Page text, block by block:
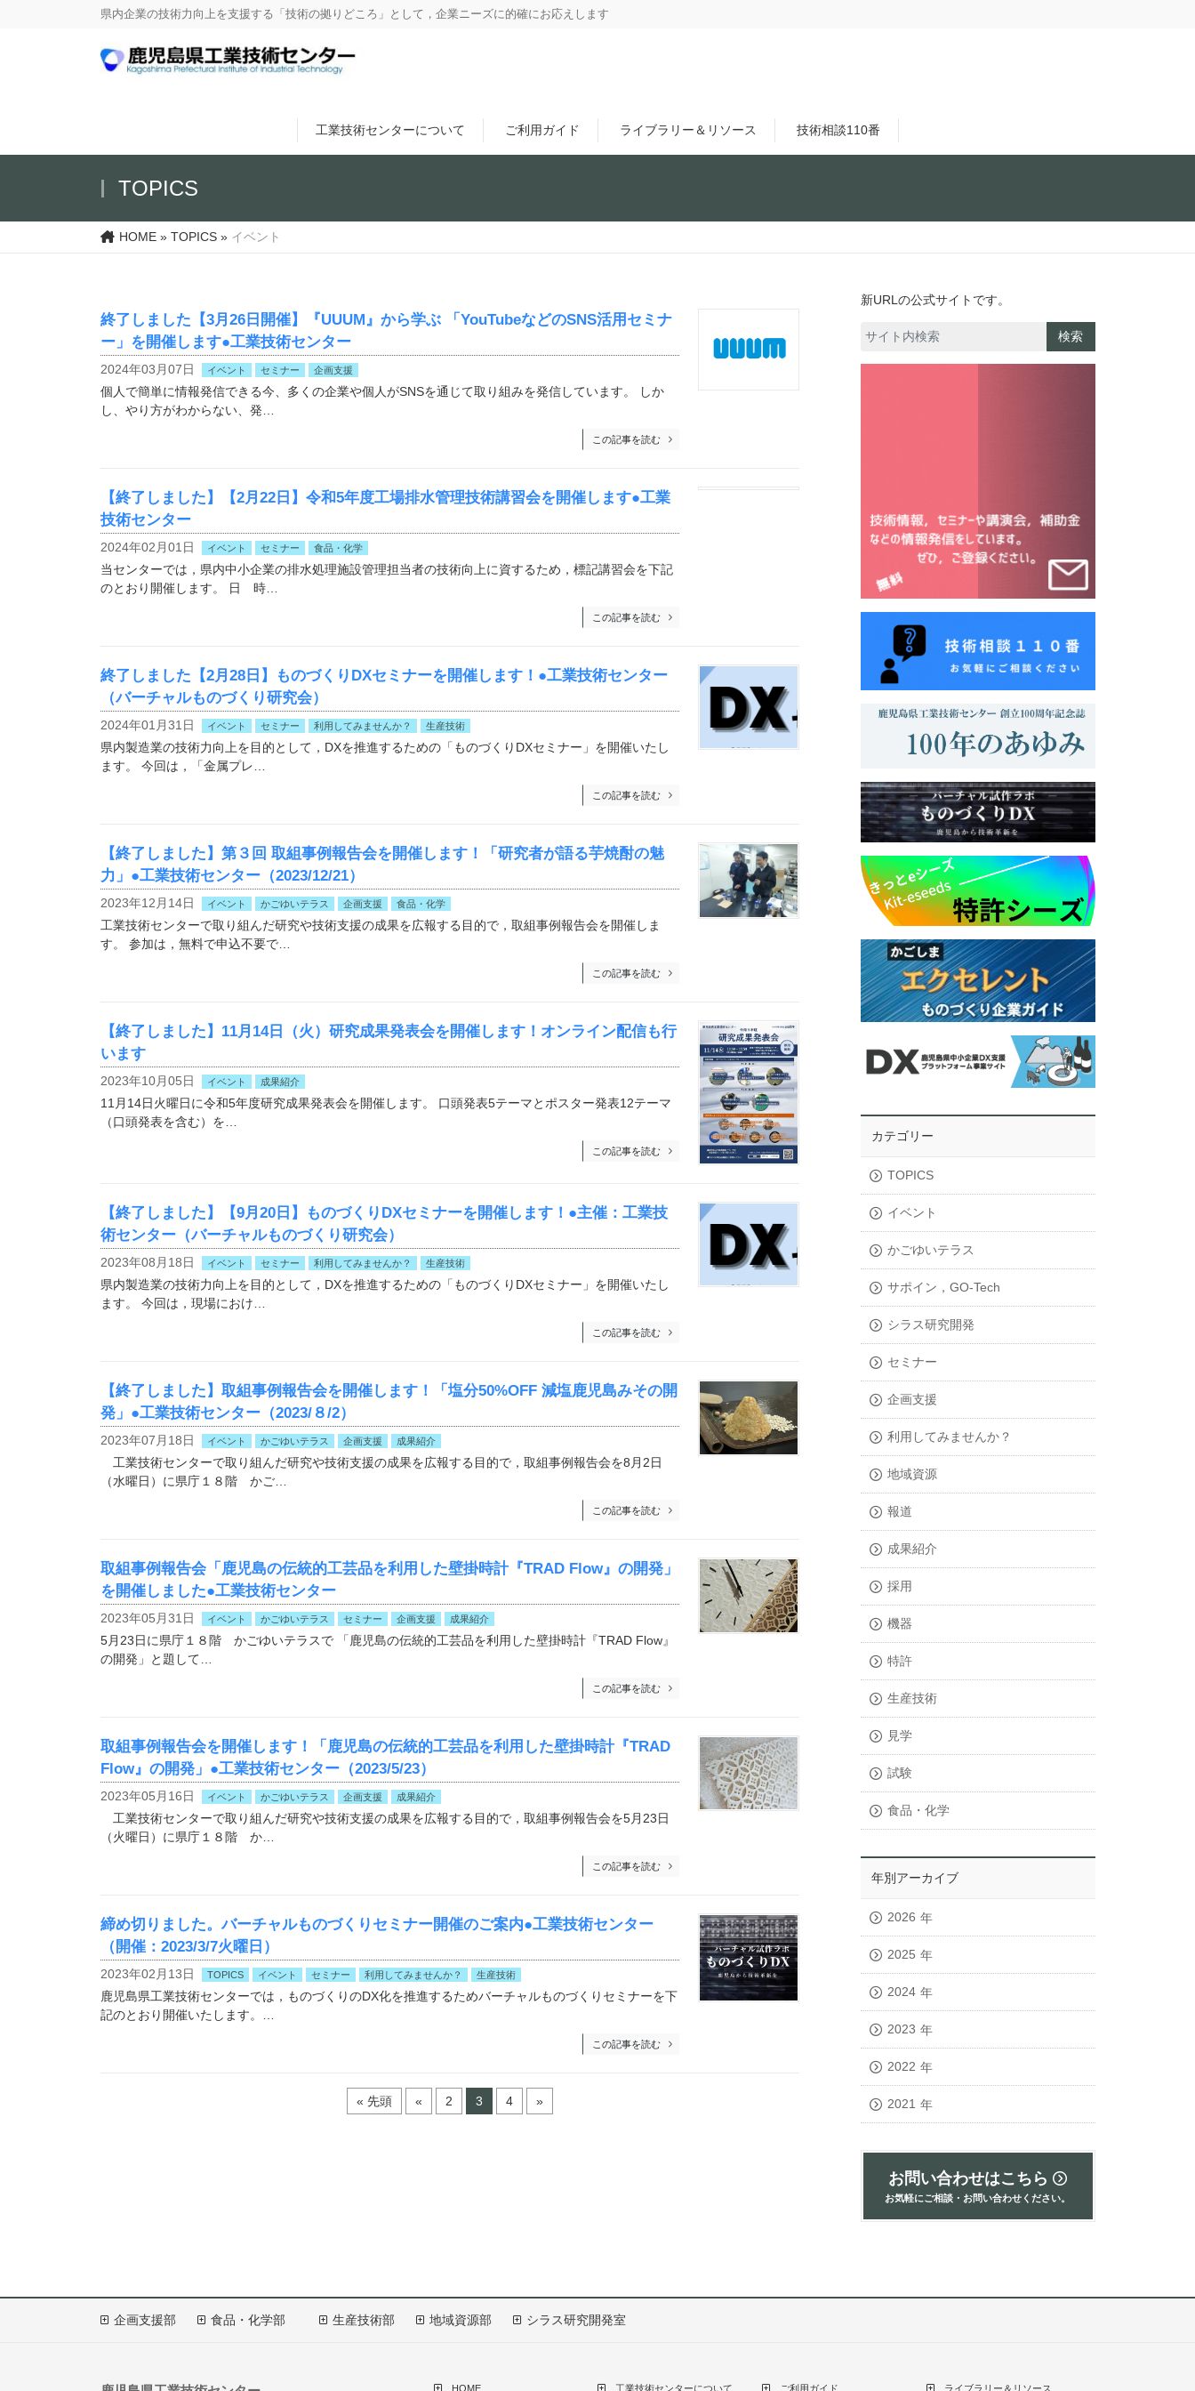
県内企業の技術力向上を支援する「技術の拠りどころ」として，企業ニーズに的確にお応えします
工業技術センターについて ご利用ガイド ライブラリー＆リソース 技術相談110番
TOPICS
HOME» TOPICS» イベント
終了しました【3月26日開催】『UUUM』から学ぶ 「YouTubeなどのSNS活用セミナ
ー」を開催します●工業技術センター
2024年03月07日 イベント セミナー 企画支援
個人で簡単に情報発信できる今、多くの企業や個人がSNSを通じて取り組みを発信しています。 しか
し、やり方がわからない、発…
この記事を読む
【終了しました】【2月22日】令和5年度工場排水管理技術講習会を開催します●工業
技術センター
2024年02月01日 イベント セミナー 食品・化学
当センターでは，県内中小企業の排水処理施設管理担当者の技術向上に資するため，標記講習会を下記
のとおり開催します。 日 時…
この記事を読む
終了しました【2月28日】ものづくりDXセミナーを開催します！●工業技術センター
（バーチャルものづくり研究会）
2024年01月31日 イベント セミナー 利用してみませんか？ 生産技術
県内製造業の技術力向上を目的として，DXを推進するための「ものづくりDXセミナー」を開催いたし
ます。 今回は，「金属プレ…
この記事を読む
【終了しました】第３回 取組事例報告会を開催します！「研究者が語る芋焼酎の魅
力」●工業技術センター（2023/12/21）
2023年12月14日 イベント かごゆいテラス 企画支援 食品・化学
工業技術センターで取り組んだ研究や技術支援の成果を広報する目的で，取組事例報告会を開催しま
す。 参加は，無料で申込不要で…
この記事を読む
【終了しました】11月14日（火）研究成果発表会を開催します！オンライン配信も行
います
2023年10月05日 イベント 成果紹介
11月14日火曜日に令和5年度研究成果発表会を開催します。 口頭発表5テーマとポスター発表12テーマ
（口頭発表を含む）を…
この記事を読む
【終了しました】【9月20日】ものづくりDXセミナーを開催します！●主催：工業技
術センター（バーチャルものづくり研究会）
2023年08月18日 イベント セミナー 利用してみませんか？ 生産技術
県内製造業の技術力向上を目的として，DXを推進するための「ものづくりDXセミナー」を開催いたし
ます。 今回は，現場におけ…
この記事を読む
【終了しました】取組事例報告会を開催します！「塩分50%OFF 減塩鹿児島みその開
発」●工業技術センター（2023/８/2）
2023年07月18日 イベント かごゆいテラス 企画支援 成果紹介
工業技術センターで取り組んだ研究や技術支援の成果を広報する目的で，取組事例報告会を8月2日
（水曜日）に県庁１８階 かご…
この記事を読む
取組事例報告会「鹿児島の伝統的工芸品を利用した壁掛時計『TRAD Flow』の開発」
を開催しました●工業技術センター
2023年05月31日 イベント かごゆいテラス セミナー 企画支援 成果紹介
5月23日に県庁１８階 かごゆいテラスで 「鹿児島の伝統的工芸品を利用した壁掛時計『TRAD Flow』
の開発」と題して…
この記事を読む
取組事例報告会を開催します！「鹿児島の伝統的工芸品を利用した壁掛時計『TRAD
Flow』の開発」●工業技術センター（2023/5/23）
2023年05月16日 イベント かごゆいテラス 企画支援 成果紹介
工業技術センターで取り組んだ研究や技術支援の成果を広報する目的で，取組事例報告会を5月23日
（火曜日）に県庁１８階 か…
この記事を読む
締め切りました。バーチャルものづくりセミナー開催のご案内●工業技術センター
（開催：2023/3/7火曜日）
2023年02月13日 TOPICS イベント セミナー 利用してみませんか？ 生産技術
鹿児島県工業技術センターでは，ものづくりのDX化を推進するためバーチャルものづくりセミナーを下
記のとおり開催いたします。…
この記事を読む
« 先頭 « 2 3 4 »
新URLの公式サイトです。
検索
カテゴリー
TOPICS
イベント
かごゆいテラス
サポイン，GO-Tech
シラス研究開発
セミナー
企画支援
利用してみませんか？
地域資源
報道
成果紹介
採用
機器
特許
生産技術
見学
試験
食品・化学
年別アーカイブ
2026 年
2025 年
2024 年
2023 年
2022 年
2021 年
お問い合わせはこちら
お気軽にご相談・お問い合わせください。
企画支援部 食品・化学部 生産技術部 地域資源部 シラス研究開発室
HOME 工業技術センターについて ご利用ガイド ライブラリー＆リソース